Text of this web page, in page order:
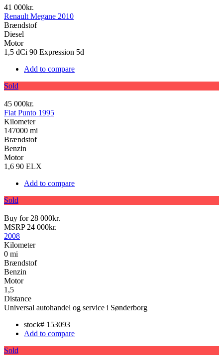
41 000kr.
Renault Megane 2010
Brændstof
Diesel
Motor
1,5 dCi 90 Expression 5d
Add to compare
Sold
45 000kr.
Fiat Punto 1995
Kilometer
147000 mi
Brændstof
Benzin
Motor
1,6 90 ELX
Add to compare
Sold
Buy for28 000kr.
MSRP 24 000kr.
2008
Kilometer
0 mi
Brændstof
Benzin
Motor
1,5
Distance
Universal autohandel og service i Sønderborg
stock# 153093
Add to compare
Sold